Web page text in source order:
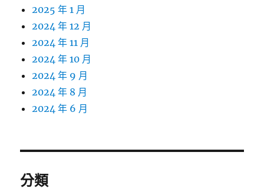
2025 年 1 月
2024 年 12 月
2024 年 11 月
2024 年 10 月
2024 年 9 月
2024 年 8 月
2024 年 6 月
分類